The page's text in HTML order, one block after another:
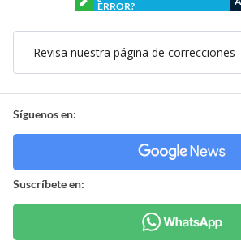
ERROR?
Revisa nuestra página de correcciones
Síguenos en:
Suscríbete en: